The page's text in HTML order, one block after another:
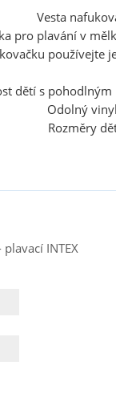
Vesta
pro plavání v
používejte
dětí s
Odolný
Rozměry
INTEX